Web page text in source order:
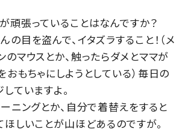
頑張っていることはなんですか？
目を盗んで、イタズラすること！（メ
のマウスとか、触ったらダメとママが
おもちゃにしようとしている）毎日の
ていますよ。
ニングとか、自分で着替えをすると
ほしいことが山ほどあるのですが。